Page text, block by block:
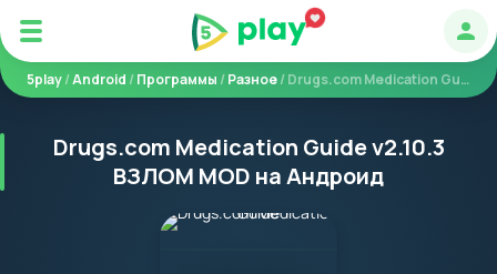
5play/Android /Программы /Разное/ Drugs.com Medication Guide
Drugs.com Medication Guide v2.10.3
ВЗЛОМ MOD на Андроид